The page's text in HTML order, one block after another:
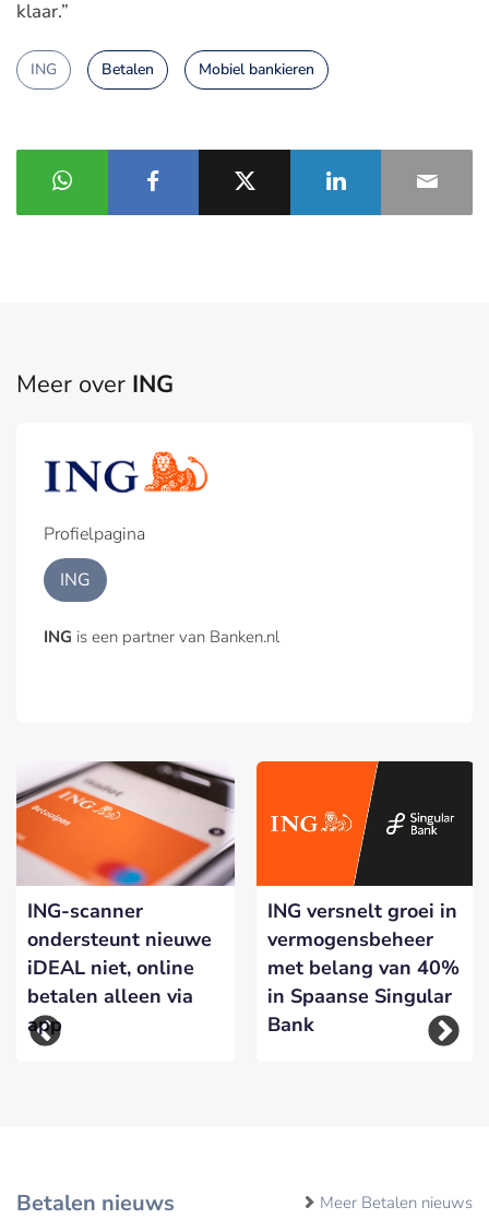
klaar.”
ING Betalen Mobiel bankieren
Meer over ING
Profielpagina
ING
ING is een partner van Banken.nl
ING-scanner
ondersteunt nieuwe
iDEAL niet, online
betalen alleen via
app
ING versnelt groei in
vermogensbeheer
met belang van 40%
in Spaanse Singular
Bank
Betalen nieuws Meer Betalen nieuws